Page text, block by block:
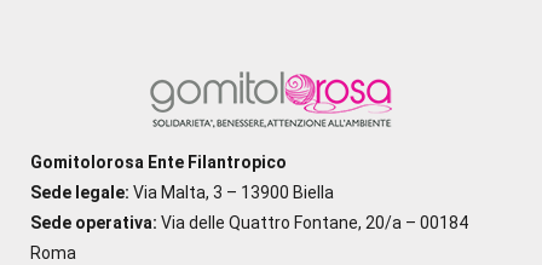
Gomitolorosa Ente Filantropico
Sede legale: Via Malta, 3 – 13900 Biella
Sede operativa: Via delle Quattro Fontane, 20/a – 00184
Roma